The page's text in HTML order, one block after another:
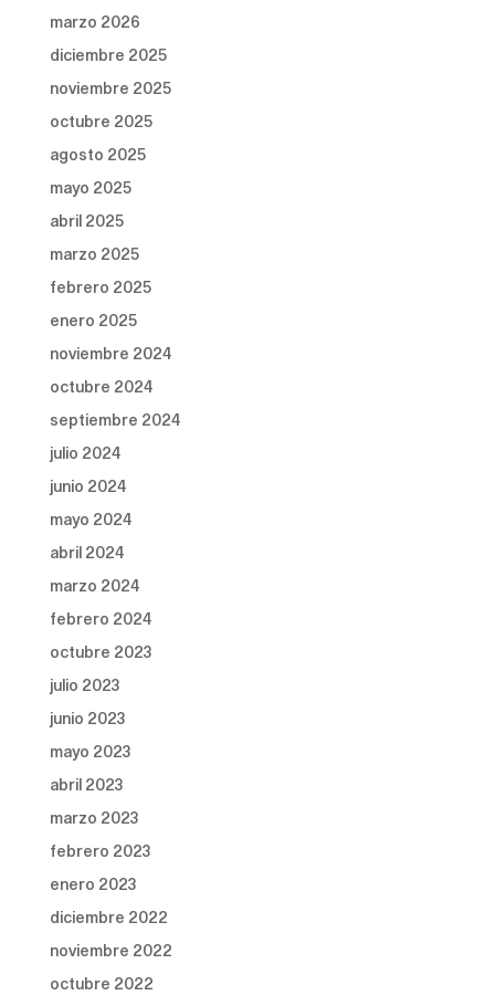
marzo 2026
diciembre 2025
noviembre 2025
octubre 2025
agosto 2025
mayo 2025
abril 2025
marzo 2025
febrero 2025
enero 2025
noviembre 2024
octubre 2024
septiembre 2024
julio 2024
junio 2024
mayo 2024
abril 2024
marzo 2024
febrero 2024
octubre 2023
julio 2023
junio 2023
mayo 2023
abril 2023
marzo 2023
febrero 2023
enero 2023
diciembre 2022
noviembre 2022
octubre 2022